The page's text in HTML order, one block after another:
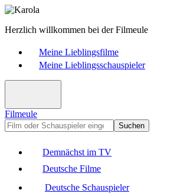
Herzlich willkommen bei der Filmeule
Meine Lieblingsfilme
Meine Lieblingsschauspieler
Filmeule
Suchen
Demnächst im TV
Deutsche Filme
Deutsche Schauspieler